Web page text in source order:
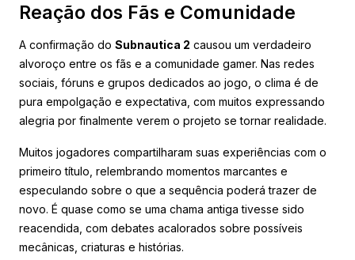
Reação dos Fãs e Comunidade
A confirmação do Subnautica 2 causou um verdadeiro
alvoroço entre os fãs e a comunidade gamer. Nas redes
sociais, fóruns e grupos dedicados ao jogo, o clima é de
pura empolgação e expectativa, com muitos expressando
alegria por finalmente verem o projeto se tornar realidade.
Muitos jogadores compartilharam suas experiências com o
primeiro título, relembrando momentos marcantes e
especulando sobre o que a sequência poderá trazer de
novo. É quase como se uma chama antiga tivesse sido
reacendida, com debates acalorados sobre possíveis
mecânicas, criaturas e histórias.